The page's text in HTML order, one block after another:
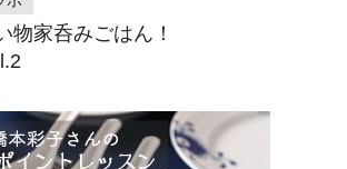
物家呑みごはん！